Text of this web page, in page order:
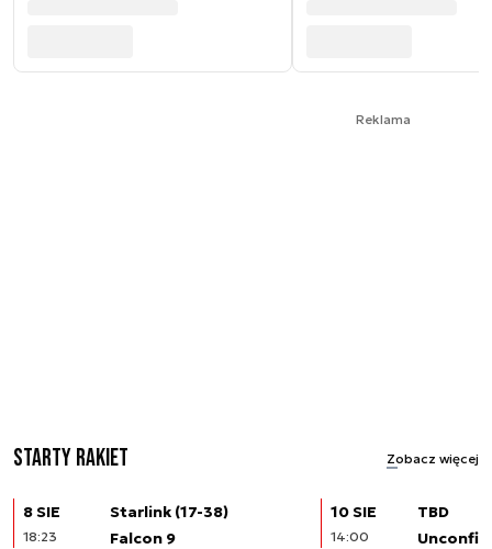
Reklama
Starty rakiet Zobacz więcej
8 SIE
18:23
Starlink (17-38)
Falcon 9
10 SIE
14:00
TBD